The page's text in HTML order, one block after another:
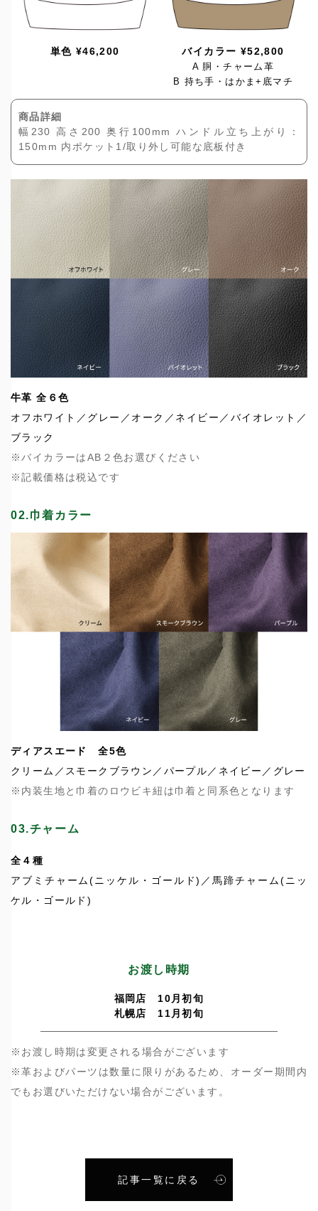
単色 ¥46,200 バイカラー ¥52,800
A 胴・チャーム革
B 持ち手・はかま+底マチ
商品詳細
幅230 高さ200 奥行100mm ハンドル立ち上がり：
150mm 内ポケット1/取り外し可能な底板付き
牛革 全６色
オフホワイト／グレー／オーク／ネイビー／バイオレット／
ブラック
※バイカラーはAB２色お選びください
※記載価格は税込です
02.巾着カラー
ディアスエード 全5色
クリーム／スモークブラウン／パープル／ネイビー／グレー
※内装生地と巾着のロウビキ紐は巾着と同系色となります
03.チャーム
全４種
アブミチャーム(ニッケル・ゴールド)／馬蹄チャーム(ニッ
ケル・ゴールド)
お渡し時期
福岡店 10月初旬
札幌店 11月初旬
※お渡し時期は変更される場合がございます
※革およびパーツは数量に限りがあるため、オーダー期間内
でもお選びいただけない場合がございます。
記事一覧に戻る